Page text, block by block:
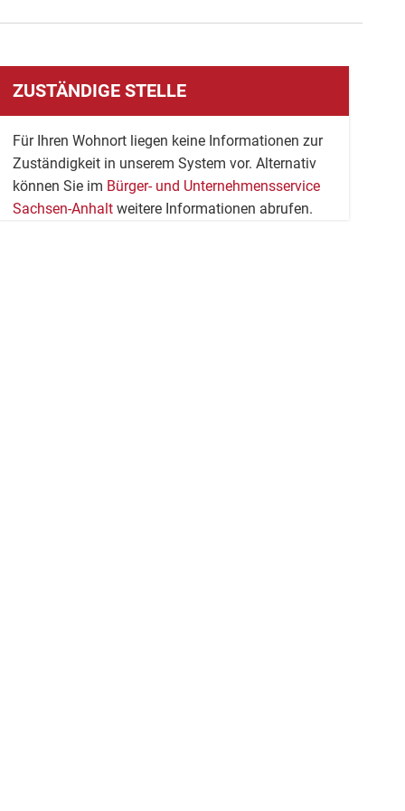
ZUSTÄNDIGE STELLE
Für Ihren Wohnort liegen keine Informationen zur
Zuständigkeit in unserem System vor. Alternativ
können Sie im Bürger- und Unternehmensservice
Sachsen-Anhalt weitere Informationen abrufen.